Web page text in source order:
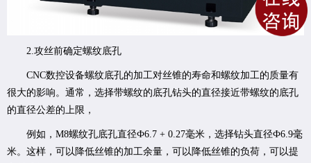
2.攻丝前确定螺纹底孔
CNC数控设备螺纹底孔的加工对丝锥的寿命和螺纹加工的质量有
很大的影响。通常，选择带螺纹的底孔钻头的直径接近带螺纹的底孔
的直径公差的上限，
例如，M8螺纹孔底孔直径Ф6.7 + 0.27毫米，选择钻头直径Ф6.9毫
米。这样，可以降低丝锥的加工余量，可以降低丝锥的负荷，可以提